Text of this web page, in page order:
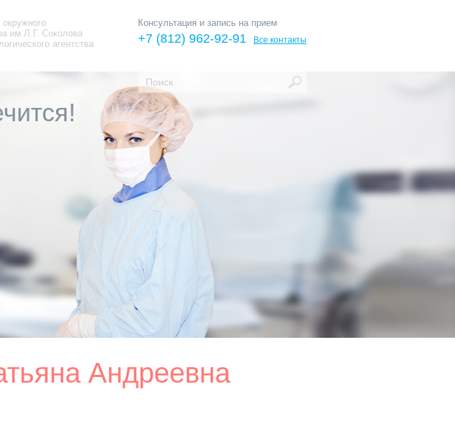
им Л.Г. Соколова
агентства
Консультация и запись на прием
+7 (812) 962-92-91 Все контакты
Андреевна